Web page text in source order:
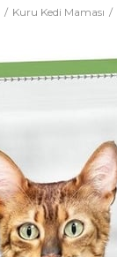
Kuru Kedi Maması